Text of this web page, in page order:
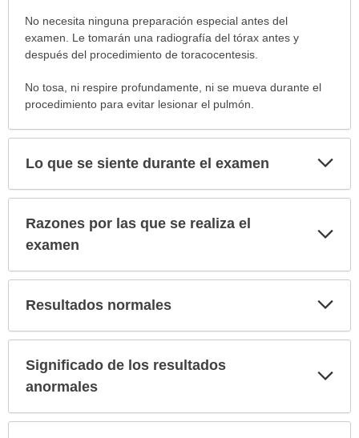
Preparación
para
sido
No necesita ninguna preparación especial antes del
examen. Le tomarán una radiografía del tórax antes y
después del procedimiento de toracocentesis.
No tosa, ni respire profundamente, ni se mueva durante el
procedimiento para evitar lesionar el pulmón.
Lo que se siente durante el examen
Razones por las que se realiza el
examen
Resultados normales
Significado de los resultados
anormales